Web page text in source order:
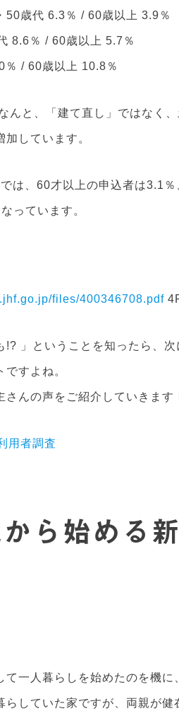
50歳代 6.3％ / 60歳以上 3.9％
8.6％ / 60歳以上 5.7％
％ / 60歳以上 10.8％
んと、「建て直し」ではなく
しています。
は、60才以上の申込者は3.1
っています。
files/400346708.pdf
!? 」ということを知ったら、
ですよね。
さんの声をご紹介していきます
用者調査
ら始める
て一人暮らしを始めたのを機に
らしていた家ですが、両親が